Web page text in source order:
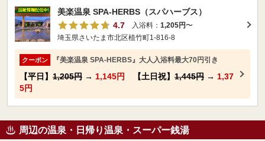
美楽温泉 SPA-HERBS（スパハーブス）
4.7
入浴料： 1,205円〜
埼玉県さいたま市北区植竹町1-816-8
クーポン 『美楽温泉 SPA-HERBS』大人入浴料最大70円引き
【平日】 1,205円 → 1,145円 【土日祝】 1,445円 → 1,37
5円
周辺の温泉・日帰り温泉・スーパー銭湯